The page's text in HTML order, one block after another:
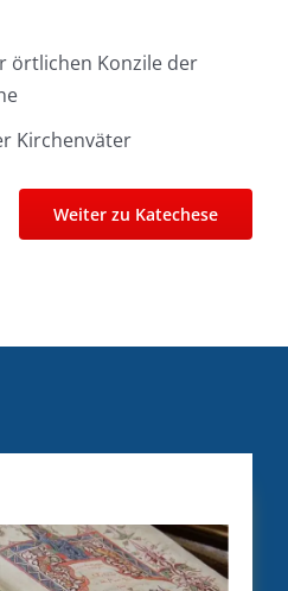
örtlichen Konzile der
Kirchenväter
Weiter zu Katechese